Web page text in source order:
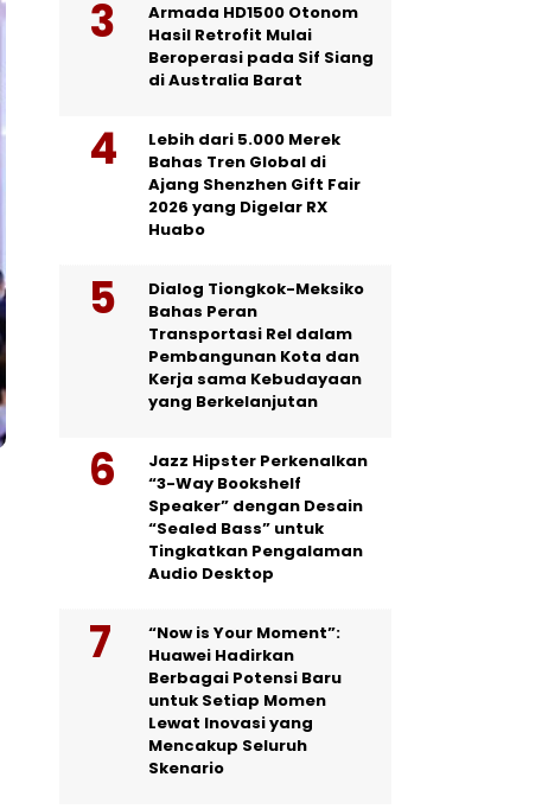
Armada HD1500 Otonom
Hasil Retrofit Mulai
Beroperasi pada Sif Siang
di Australia Barat
Lebih dari 5.000 Merek
Bahas Tren Global di
Ajang Shenzhen Gift Fair
2026 yang Digelar RX
Huabo
Dialog Tiongkok-Meksiko
Bahas Peran
Transportasi Rel dalam
Pembangunan Kota dan
Kerja sama Kebudayaan
yang Berkelanjutan
Jazz Hipster Perkenalkan
“3-Way Bookshelf
Speaker” dengan Desain
“Sealed Bass” untuk
Tingkatkan Pengalaman
Audio Desktop
“Now is Your Moment”:
Huawei Hadirkan
Berbagai Potensi Baru
untuk Setiap Momen
Lewat Inovasi yang
Mencakup Seluruh
Skenario